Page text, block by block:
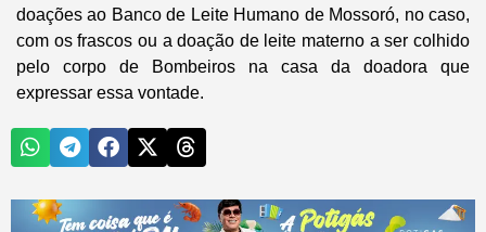
doações ao Banco de Leite Humano de Mossoró, no caso,
com os frascos ou a doação de leite materno a ser colhido
pelo corpo de Bombeiros na casa da doadora que
expressar essa vontade.